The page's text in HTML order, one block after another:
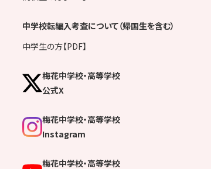
中学校転編入考査について（帰国生を含む）
中学生の方【PDF】
梅花中学校・高等学校
公式X
梅花中学校・高等学校
Instagram
梅花中学校・高等学校